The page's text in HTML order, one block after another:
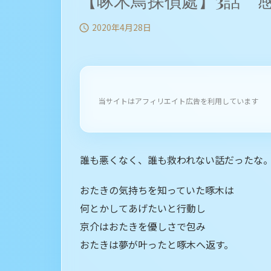
 2020年4月28日
当サイトはアフィリエイト広告を利用しています
誰も悪くなく、誰も救われない話だったな
おたきの気持ちを知っていた啄木は
何とかしてあげたいと行動し
京介はおたきを優しさで包み
おたきは夢が叶ったと啄木へ返す。